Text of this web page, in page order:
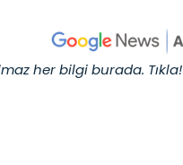
her bilgi burada. Tıkla!